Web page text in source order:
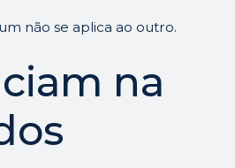
não se aplica ao outro.
na